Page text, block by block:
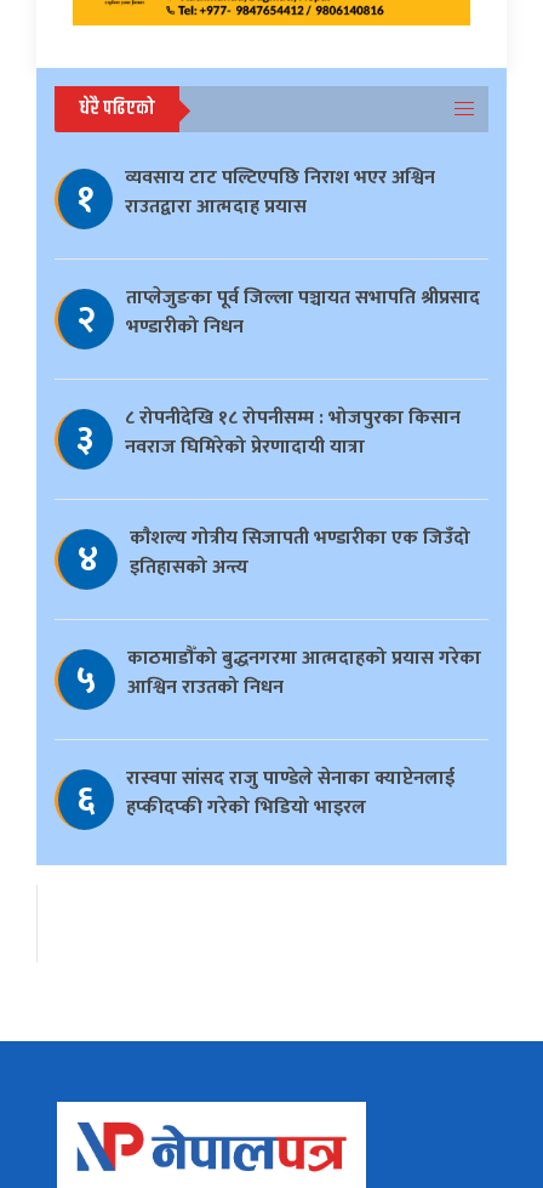
धेरै पढिएको
१
व्यवसाय टाट पल्टिएपछि निराश भएर अश्विन
राउतद्वारा आत्मदाह प्रयास
२
ताप्लेजुङका पूर्व जिल्ला पञ्चायत सभापति श्रीप्रसाद
भण्डारीको निधन
३
८ रोपनीदेखि १८ रोपनीसम्म : भोजपुरका किसान
नवराज घिमिरेको प्रेरणादायी यात्रा
४
काैशल्य गोत्रीय सिजापती भण्डारीका एक जिउँदो
इतिहासको अन्त्य
५
काठमाडौँको बुद्धनगरमा आत्मदाहको प्रयास गरेका
आश्विन राउतको निधन
६
रास्वपा सांसद राजु पाण्डेले सेनाका क्याप्टेनलाई
हप्कीदप्की गरेको भिडियो भाइरल